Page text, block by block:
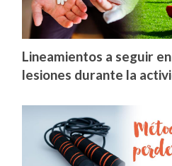
Lineamientos a seguir
lesiones durante la